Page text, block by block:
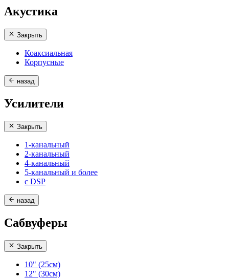
Акустика
Закрыть
Коаксиальная
Корпусные
назад
Усилители
Закрыть
1-канальный
2-канальный
4-канальный
5-канальный и более
с DSP
назад
Сабвуферы
Закрыть
10" (25см)
12" (30см)